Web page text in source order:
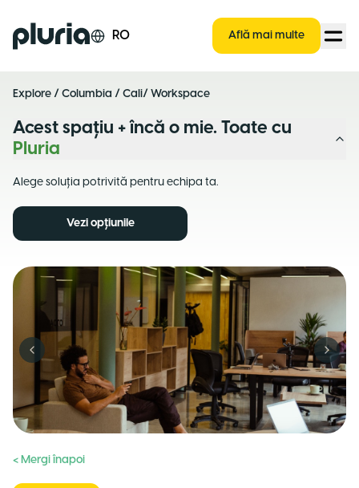
Logo Pluria RO Află mai multe
Explore / Columbia / Cali/ Workspace
Acest spațiu + încă o mie. Toate cu
Pluria
Alege soluția potrivită pentru echipa ta.
Vezi opțiunile
Previous slide Next
< Mergi înapoi